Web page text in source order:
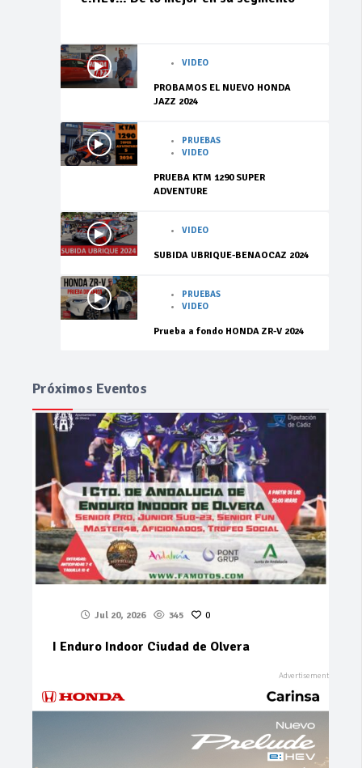
VIDEO
PROBAMOS EL NUEVO HONDA
JAZZ 2024
PRUEBAS
VIDEO
PRUEBA KTM 1290 SUPER
ADVENTURE
VIDEO
SUBIDA UBRIQUE-BENAOCAZ 2024
PRUEBAS
VIDEO
Prueba a fondo HONDA ZR-V 2024
Próximos Eventos
Jul 20, 2026 345 0
I Enduro Indoor Ciudad de Olvera